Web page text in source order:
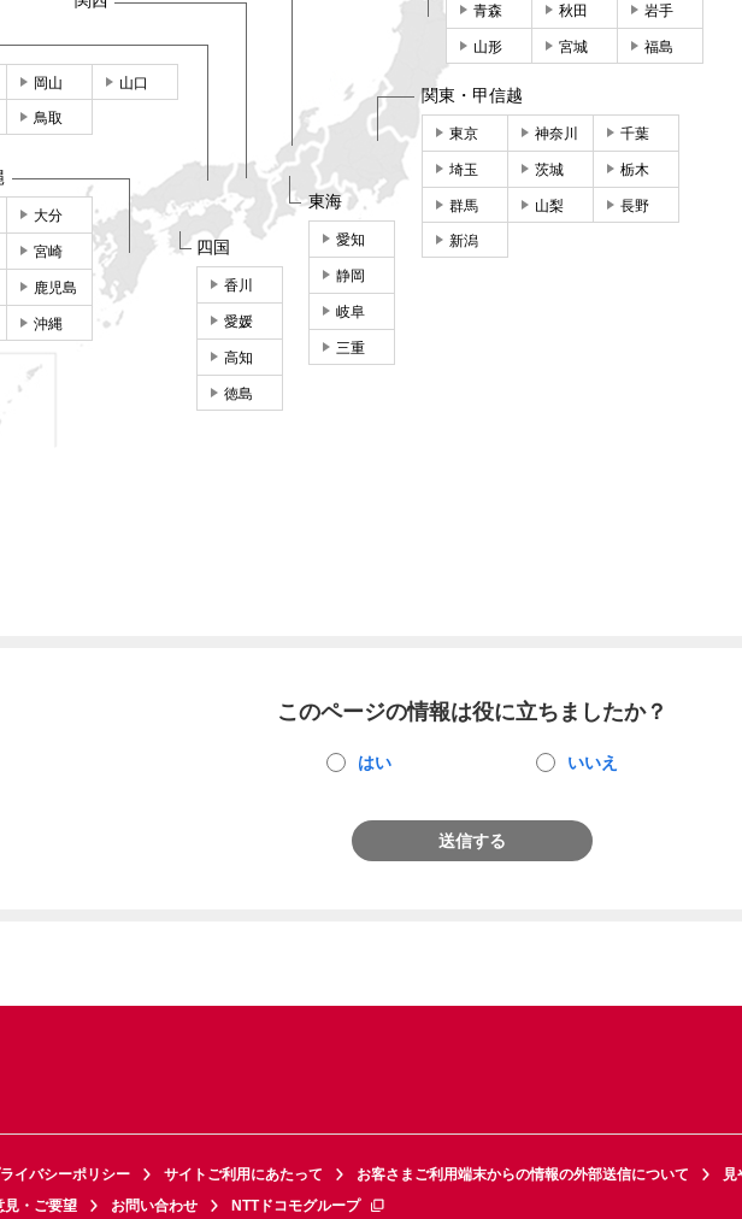
青森 秋田 岩手
山形 宮城 福島
関東・甲信越
東京 神奈川 千葉
埼玉 茨城 栃木
群馬 山梨 長野
新潟
東海
愛知
静岡
岐阜
三重
岡山 山口
鳥取
四国
香川
愛媛
高知
徳島
大分
宮崎
鹿児島
沖縄
このページの情報は役に立ちましたか？
はい いいえ
送信する
イバシーポリシー サイトご利用にあたって お客さまご利用端末からの情報の外部送信について
見
見・ご要望 お問い合わせ NTTドコモグループ